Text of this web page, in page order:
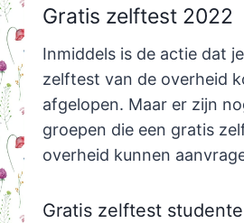
Gratis zelftest 2022
Inmiddels is de actie dat
zelftest van de overheid
afgelopen. Maar er zijn
groepen die een gratis
overheid kunnen
Gratis zelftest